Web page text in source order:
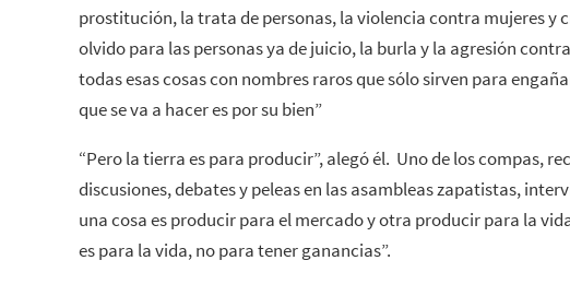
prostitución, la trata de personas, la violencia contra mujeres y
olvido para las personas ya de juicio, la burla y la agresión
todas esas cosas con nombres raros que sólo sirven para
que se va a hacer es por su bien”
“Pero la tierra es para producir”, alegó él. Uno de los compas,
discusiones, debates y peleas en las asambleas zapatistas,
una cosa es producir para el mercado y otra producir para la
es para la vida, no para tener ganancias”.